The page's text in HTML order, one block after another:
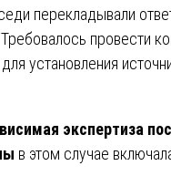
перекладывали
провести
установления
экспертиза
в этом случае